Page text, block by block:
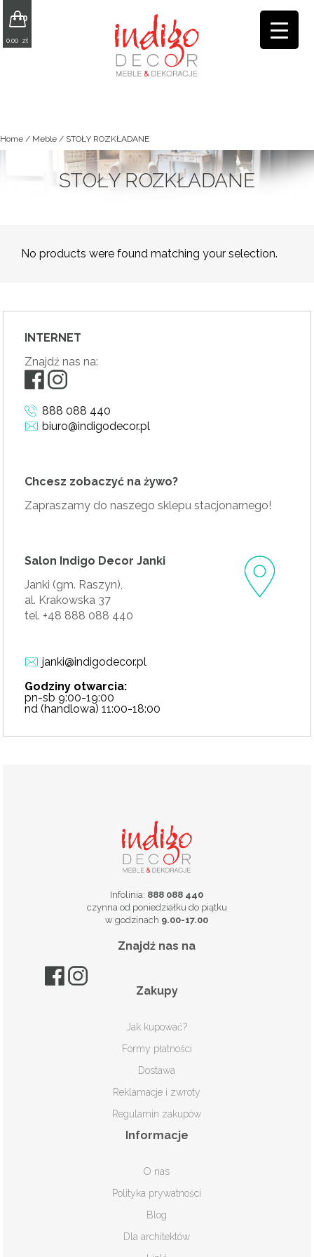
0
0.00 zł
Home / Meble / STOŁY ROZKŁADANE
STOŁY ROZKŁADANE
No products were found matching your selection.
INTERNET
Znajdź nas na:
888 088 440
biuro@indigodecor.pl
Chcesz zobaczyć na żywo?
Zapraszamy do naszego sklepu stacjonarnego!
Salon Indigo Decor Janki
Janki (gm. Raszyn),
al. Krakowska 37
tel. +48 888 088 440
janki@indigodecor.pl
Godziny otwarcia:
pn-sb 9:00-19:00
nd (handlowa) 11:00-18:00
Infolinia: 888 088 440
czynna od poniedziałku do piątku
w godzinach 9.00-17.00
Znajdź nas na
Zakupy
Jak kupować?
Formy płatności
Dostawa
Reklamacje i zwroty
Regulamin zakupów
Informacje
O nas
Polityka prywatności
Blog
Dla architektów